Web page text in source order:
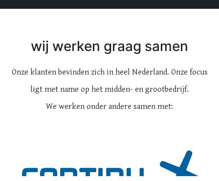
wij werken graag samen
Onze klanten bevinden zich in heel Nederland. Onze focus
ligt met name op het midden- en grootbedrijf.
We werken onder andere samen met: